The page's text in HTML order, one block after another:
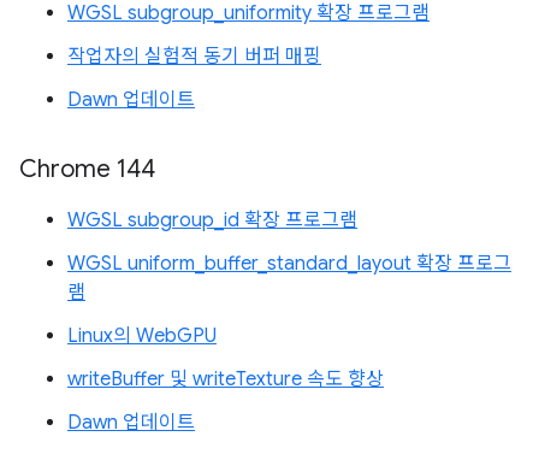
WGSL subgroup_uniformity 확장 프로그램
작업자의 실험적 동기 버퍼 매핑
Dawn 업데이트
Chrome 144
WGSL subgroup_id 확장 프로그램
WGSL uniform_buffer_standard_layout 확장 프로그
램
Linux의 WebGPU
writeBuffer 및 writeTexture 속도 향상
Dawn 업데이트